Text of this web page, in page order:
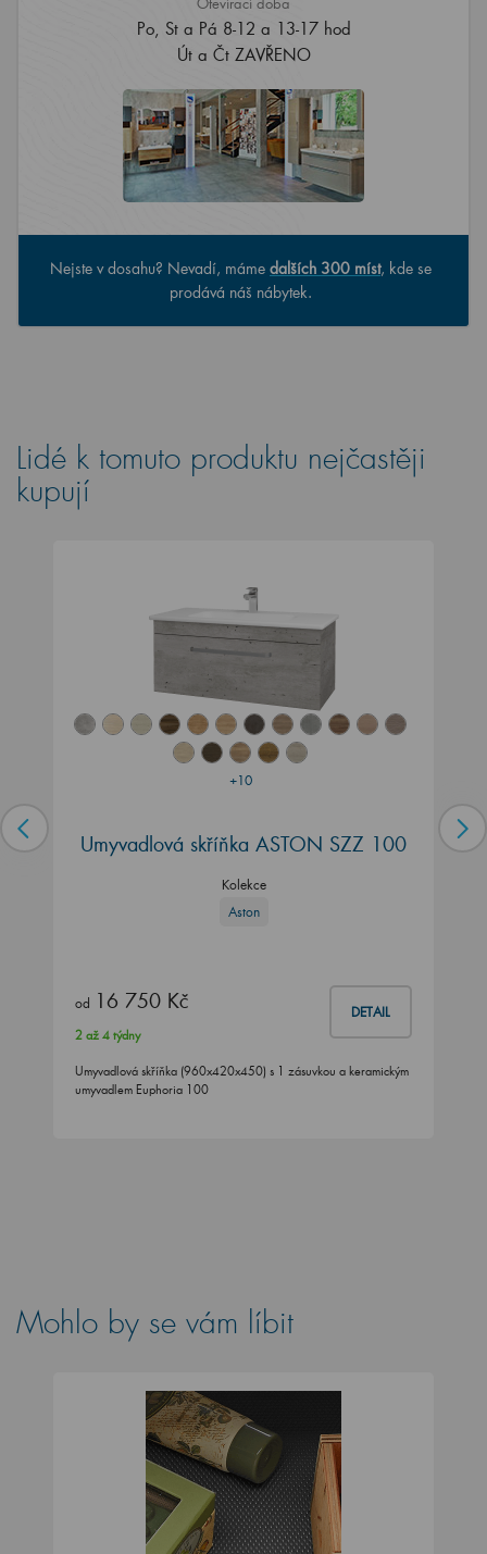
Po, St a Pá 8-12 a 13-17 hod
Út a Čt ZAVŘENO
Nejste v dosahu? Nevadí, máme dalších 300 míst, kde se
prodává náš nábytek.
Lidé k tomuto produktu nejčastěji
kupují
+10
Umyvadlová skříňka ASTON SZZ 100
Kolekce
Aston
od 16 750 Kč DETAIL
2 až 4 týdny
Umyvadlová skříňka (960x420x450) s 1 zásuvkou a keramickým
umyvadlem Euphoria 100
Mohlo by se vám líbit